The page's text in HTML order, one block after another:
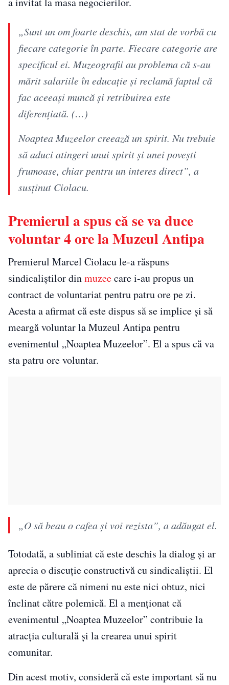
„Sunt un om foarte deschis, am stat de vorbă cu
fiecare categorie în parte. Fiecare categorie are
specificul ei. Muzeografii au problema că s-au
mărit salariile în educaţie şi reclamă faptul că
fac aceeaşi muncă şi retribuirea este
diferenţiată. (…)
Noaptea Muzeelor creează un spirit. Nu trebuie
să aduci atingeri unui spirit şi unei poveşti
frumoase, chiar pentru un interes direct”, a
susţinut Ciolacu.
Premierul a spus că se va duce
voluntar 4 ore la Muzeul Antipa
Premierul Marcel Ciolacu le-a răspuns
sindicaliștilor dinmuzeecare i-au propus un
contract de voluntariat pentru patru ore pe zi.
Acesta a afirmat că este dispus să se implice și să
meargă voluntar la Muzeul Antipa pentru
evenimentul „Noaptea Muzeelor”. El a spus că va
sta patru ore voluntar.
„O să beau o cafea şi voi rezista”, a adăugat el.
Totodată, a subliniat că este deschis la dialog și ar
aprecia o discuție constructivă cu sindicaliștii. El
este de părere că nimeni nu este nici obtuz, nici
înclinat către polemică. El a menționat că
evenimentul „Noaptea Muzeelor” contribuie la
atracția culturală și la crearea unui spirit
comunitar.
Din acest motiv, consideră că este important să nu